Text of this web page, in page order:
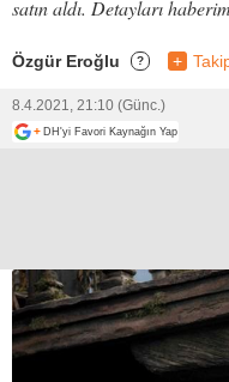
satın aldı. Detayları
Özgür Eroğlu ? +
8.4.2021, 21:10 (Günc.)
+ DH'yi Favori Kaynağın Yap